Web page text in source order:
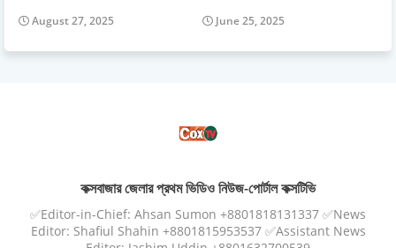
August 27, 2025 June 25, 2025
কক্সবাজার জেলার প্রথম ভিডিও নিউজ-পোর্টাল কক্সটিভি
✅Editor-in-Chief: Ahsan Sumon +8801818131337 ✅News
Editor: Shafiul Shahin +8801815953537 ✅Assistant News